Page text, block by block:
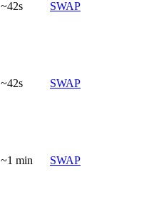
~42s SWAP
~42s SWAP
~1 min SWAP